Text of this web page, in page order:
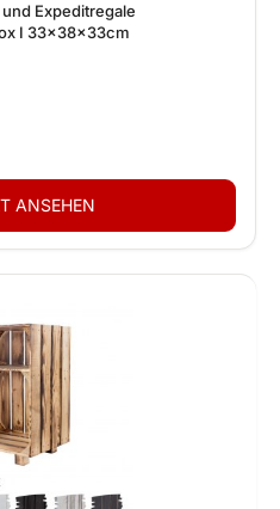
Expeditregale
I 33x38x33cm